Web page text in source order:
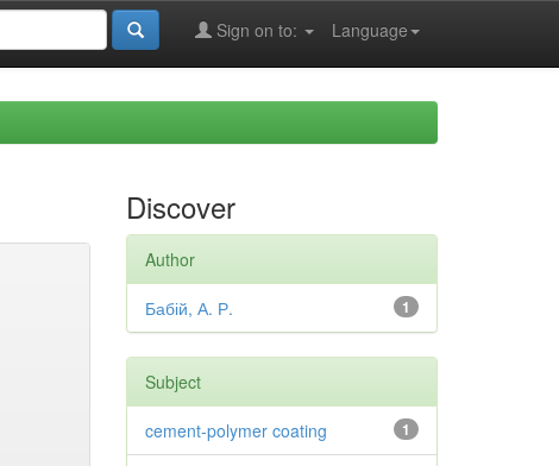
Language
Sign on to:
Discover
Author
1
Бабій, А. Р.
Subject
1
cement-polymer coating